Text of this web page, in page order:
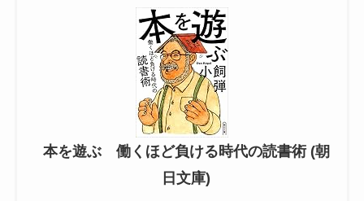
本を遊ぶ 働くほど負ける時代の読書術 (朝
日文庫)